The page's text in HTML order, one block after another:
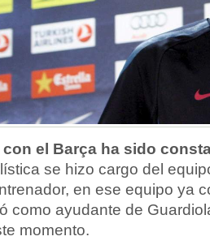
el Barça ha sido
se hizo cargo del
en ese equipo ya
como ayudante de
momento.